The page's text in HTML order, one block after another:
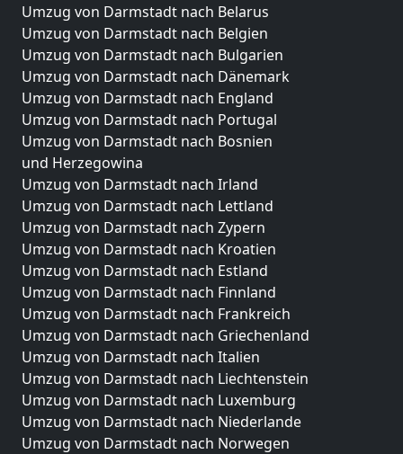
Umzug von Darmstadt nach Belarus
Umzug von Darmstadt nach Belgien
Umzug von Darmstadt nach Bulgarien
Umzug von Darmstadt nach Dänemark
Umzug von Darmstadt nach England
Umzug von Darmstadt nach Portugal
Umzug von Darmstadt nach Bosnien
und Herzegowina
Umzug von Darmstadt nach Irland
Umzug von Darmstadt nach Lettland
Umzug von Darmstadt nach Zypern
Umzug von Darmstadt nach Kroatien
Umzug von Darmstadt nach Estland
Umzug von Darmstadt nach Finnland
Umzug von Darmstadt nach Frankreich
Umzug von Darmstadt nach Griechenland
Umzug von Darmstadt nach Italien
Umzug von Darmstadt nach Liechtenstein
Umzug von Darmstadt nach Luxemburg
Umzug von Darmstadt nach Niederlande
Umzug von Darmstadt nach Norwegen